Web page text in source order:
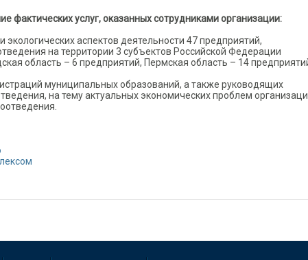
фактических услуг, оказанных сотрудниками организации:
аспектов деятельности 47 предприятий,
на территории 3 субъектов Российской Федерации
область – 6 предприятий, Пермская область – 14
муниципальных образований, а также руководящих
на тему актуальных экономических проблем